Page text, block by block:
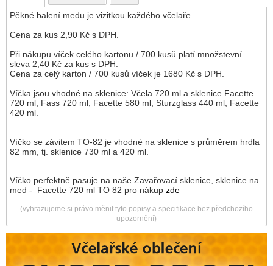
Pěkné balení medu je vizitkou každého včelaře.
Cena za kus 2,90 Kč s DPH.
Při nákupu víček celého kartonu / 700 kusů platí množstevní
sleva 2,40 Kč za kus s DPH.
Cena za celý karton / 700 kusů víček je 1680 Kč s DPH.
Víčka jsou vhodné na sklenice: Včela 720 ml a sklenice Facette
720 ml, Fass 720 ml, Facette 580 ml, Sturzglass 440 ml, Facette
420 ml.
Víčko se závitem TO-82 je vhodné na sklenice s průměrem hrdla
82 mm, tj. sklenice 730 ml a 420 ml.
Víčko perfektně pasuje na naše Zavařovací sklenice, sklenice na
med - Facette 720 ml TO 82 pro nákup zde
(vyhrazujeme si právo měnit tyto popisy a specifikace bez předchozího
upozornění)